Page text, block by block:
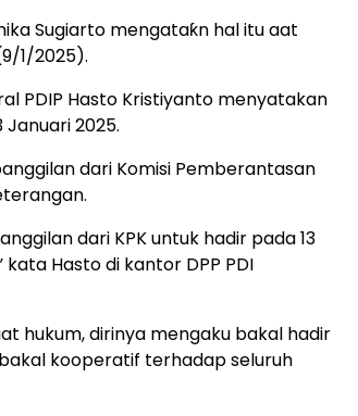
Sugiarto mengataƙn hal itu aat
1/2025).
PDIP Hasto Kristiyanto menyatakan
Januari 2025.
dari Komisi Pemberantasan
dari KPK untuk hadir pada 13
kata Hasto di kantor DPP PDI
hukum, dirinya mengaku bakal hadir
kooperatif terhadap seluruh